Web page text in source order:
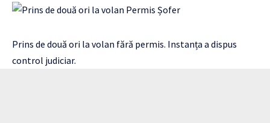
Prins de două ori la volan fără permis. Instanța a dispus
control judiciar.